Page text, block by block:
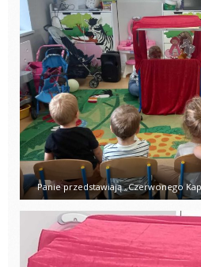
Panie przedstawiają „Czerwonego